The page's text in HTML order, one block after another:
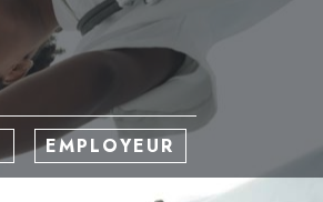
EMPLOYEUR